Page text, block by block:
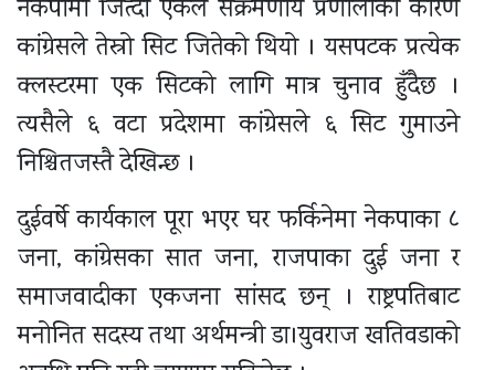
नेकपामा जित्दा एकल संक्रमणीय प्रणालीका कारण
कांग्रेसले तेस्रो सिट जितेको थियो । यसपटक प्रत्येक
क्लस्टरमा एक सिटको लागि मात्र चुनाव हुँदैछ ।
त्यसैले ६ वटा प्रदेशमा कांग्रेसले ६ सिट गुमाउने
निश्चितजस्तै देखिन्छ ।
दुईवर्षे कार्यकाल पूरा भएर घर फर्किनेमा नेकपाका ८
जना, कांग्रेसका सात जना, राजपाका दुई जना र
समाजवादीका एकजना सांसद छन् । राष्ट्रपतिबाट
मनोनित सदस्य तथा अर्थमन्त्री डा।युवराज खतिवडाको